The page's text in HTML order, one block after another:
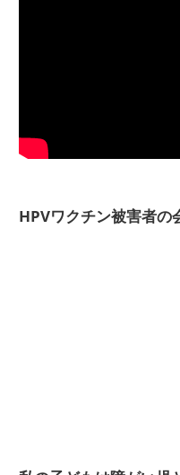
HPVワクチン被害者の